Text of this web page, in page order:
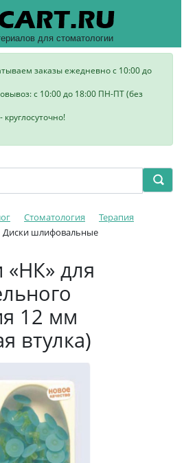
для стоматологии
заказы ежедневно с 10:00 до
с 10:00 до 18:00 ПН-ПТ (без
Стоматология
Терапия
Диски шлифовальные
«НК» для
12 мм
втулка)